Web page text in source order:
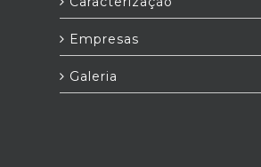
Empresas
Galeria